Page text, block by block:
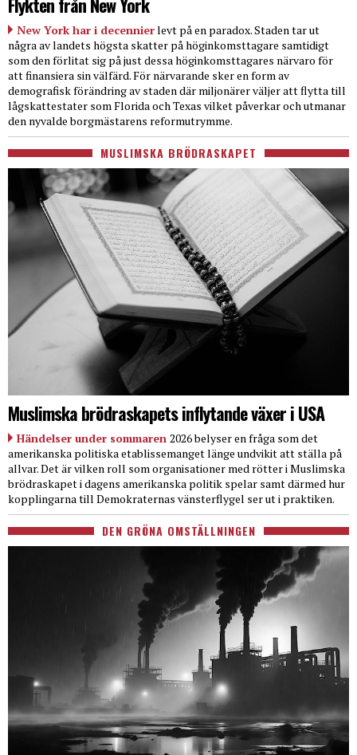
New York har i decennierlevt på en paradox. Staden tar ut
några av landets högsta skatter på höginkomsttagare samtidigt
som den förlitat sig på just dessa höginkomsttagares närvaro för
att finansiera sin välfärd. För närvarande sker en form av
demografisk förändring av staden där miljonärer väljer att flytta till
lågskattestater som Florida och Texas vilket påverkar och utmanar
den nyvalde borgmästarens reformutrymme.
MUSLIMSKA BRÖDRASKAPET
Muslimska brödraskapets inflytande växer i USA
Händelser under sommaren 2026 belyser en fråga som det
amerikanska politiska etablissemanget länge undvikit att ställa på
allvar. Det är vilken roll som organisationer med rötter i Muslimska
brödraskapet i dagens amerikanska politik spelar samt därmed hur
kopplingarna till Demokraternas vänsterflygel ser ut i praktiken.
DEN GRÖNA OMSTÄLLNINGEN